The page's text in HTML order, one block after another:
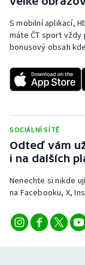
S mobilní aplikací,
máte ČT sport
bonusový obsah
SOCIÁLNÍ SÍTĚ
Odteď vám
i na dalších
Nenechte si nikde
na Facebooku, X,